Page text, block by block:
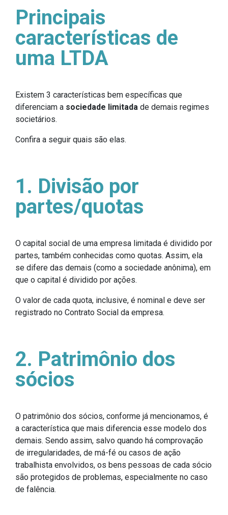
Principais
características de
uma LTDA
Existem 3 características bem específicas que
diferenciam a sociedade limitada de demais regimes
societários.
Confira a seguir quais são elas.
1. Divisão por
partes/quotas
O capital social de uma empresa limitada é dividido por
partes, também conhecidas como quotas. Assim, ela
se difere das demais (como a sociedade anônima), em
que o capital é dividido por ações.
O valor de cada quota, inclusive, é nominal e deve ser
registrado no Contrato Social da empresa.
2. Patrimônio dos
sócios
O patrimônio dos sócios, conforme já mencionamos, é
a característica que mais diferencia esse modelo dos
demais. Sendo assim, salvo quando há comprovação
de irregularidades, de má-fé ou casos de ação
trabalhista envolvidos, os bens pessoas de cada sócio
são protegidos de problemas, especialmente no caso
de falência.